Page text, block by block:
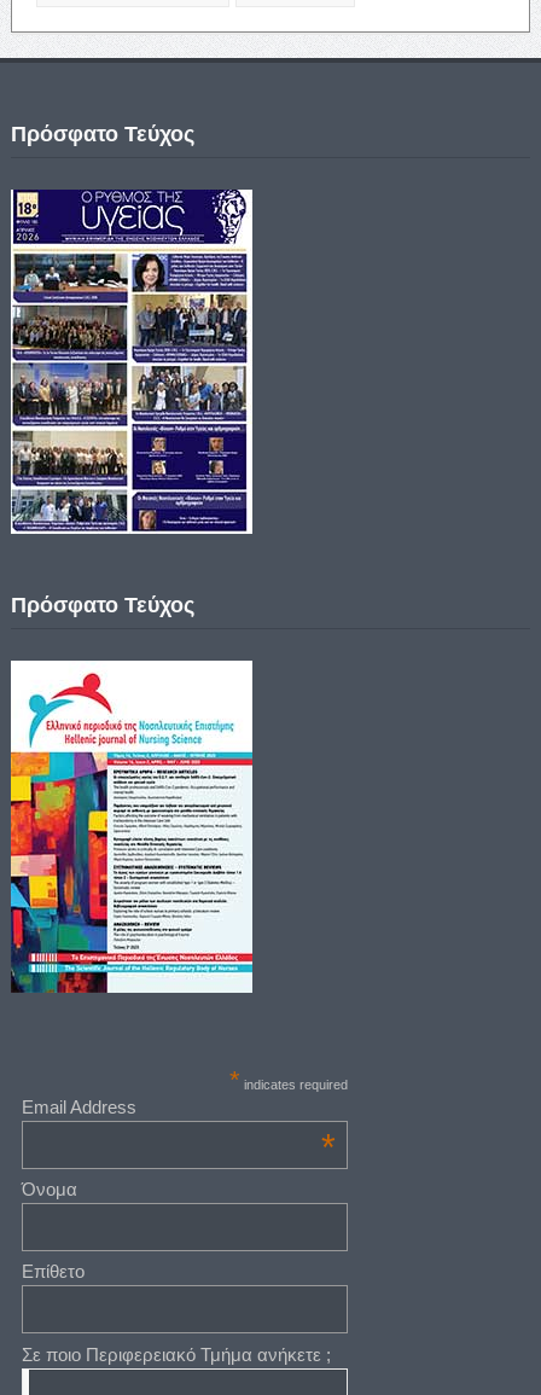
Πρόσφατο Τεύχος
Πρόσφατο Τεύχος
* indicates required
Email Address
*
Όνομα
Επίθετο
Σε ποιο Περιφερειακό Τμήμα ανήκετε ;